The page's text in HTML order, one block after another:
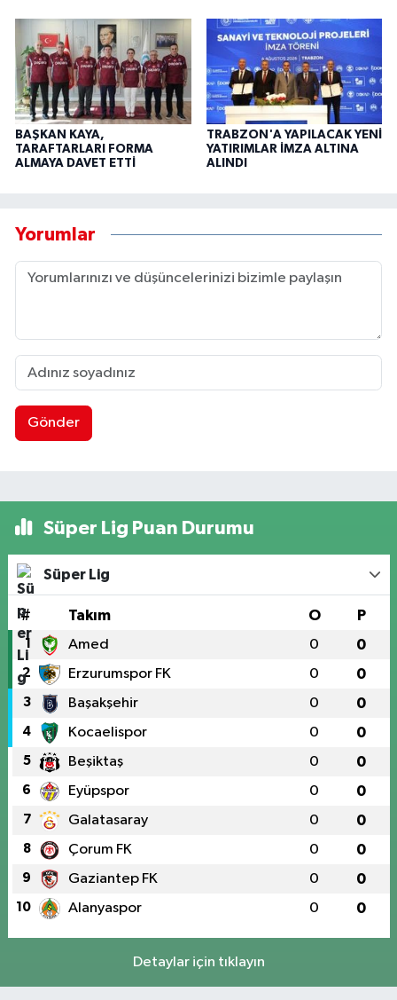
BAŞKAN KAYA,
TARAFTARLARI FORMA
ALMAYA DAVET ETTİ
TRABZON'A YAPILACAK YENİ
YATIRIMLAR İMZA ALTINA
ALINDI
Yorumlar
Gönder
Süper Lig Puan Durumu
Süper Lig
# Takım O P
1 Amed 0 0
2 Erzurumspor FK 0 0
3 Başakşehir 0 0
4 Kocaelispor 0 0
5 Beşiktaş 0 0
6 Eyüpspor 0 0
7 Galatasaray 0 0
8 Çorum FK 0 0
9 Gaziantep FK 0 0
10 Alanyaspor 0 0
Detaylar için tıklayın